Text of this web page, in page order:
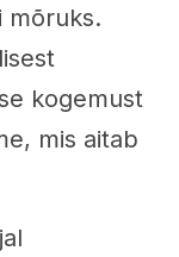
mõruks.
kogemust
mis aitab